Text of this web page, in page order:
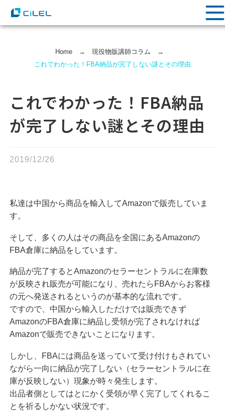
Home→ 現役物販講師コラム →
これでわかった！FBA納品が完了しない謎とその理由
これでわかった！FBA納品
が完了しない謎とその理由
2019/12/26
私達は中国から商品を輸入してAmazonで販売していま
す。
そして、多くの人はその商品を全国にあるAmazonの
FBA倉庫に納品をしています。
納品が完了するとAmazonのセラーセントラルに在庫数
が反映され販売が可能になり、売れたらFBAからお客様
の元へ発送されるというのが基本的な流れです。
ですので、中国から輸入しただけでは販売できず
AmazonのFBA倉庫に納品し受領が完了されなければ
Amazonで販売できないことになります。
しかし、FBAには商品を送っていて受け付けもされてい
ながら一向に納品が完了しない（セラーセントラルに在
庫が反映しない）現象が時々発生します。
出品者側としてはとにかく受領が早く完了してくれるこ
とを祈るしかない状況です。